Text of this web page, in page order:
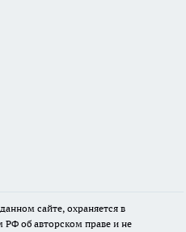
сайте, охраняется в
РФ об авторском праве и не